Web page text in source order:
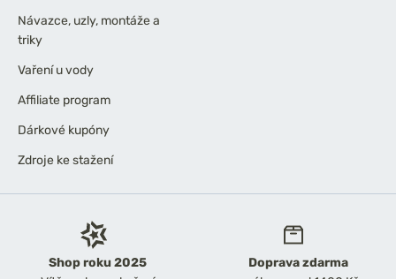
Shop roku 2025
Doprava zdarma
Návazce, uzly, montáže a
triky
Vaření u vody
Affiliate program
Dárkové kupóny
Zdroje ke stažení